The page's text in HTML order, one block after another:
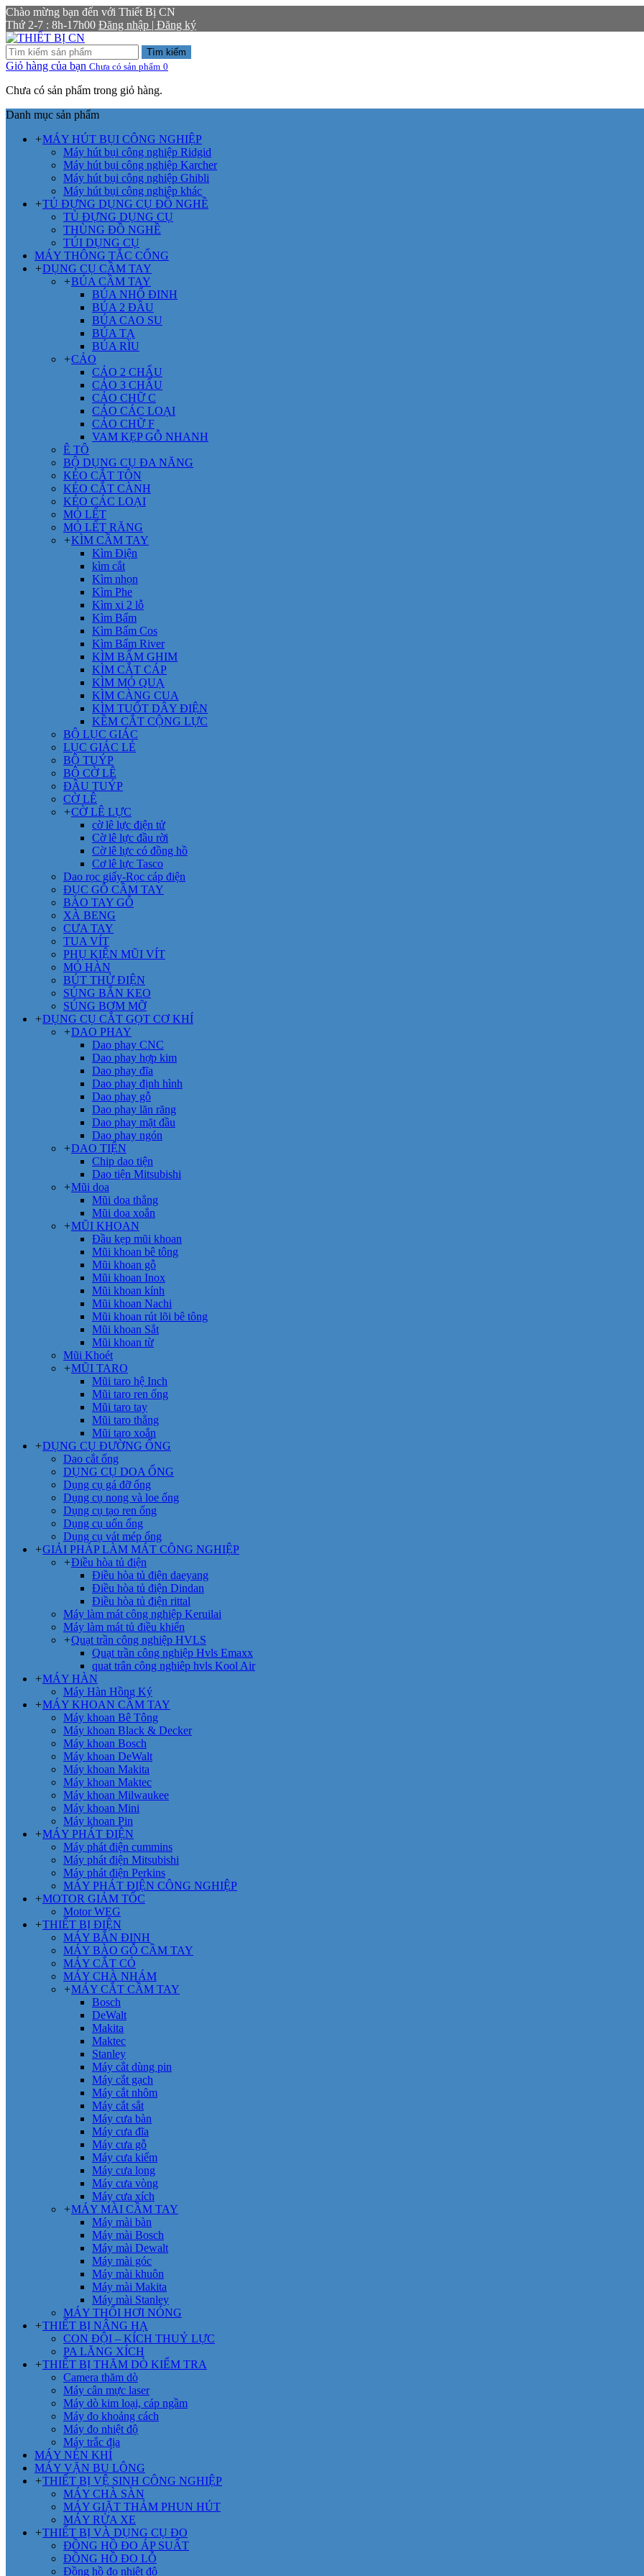
Chào mừng bạn đến với Thiết Bị CN
Thứ 2-7 : 8h-17h00 Đăng nhập | Đăng ký
Tìm kiếm
Giỏ hàng của bạn Chưa có sản phẩm 0
Chưa có sản phẩm trong giỏ hàng.
Danh mục sản phẩm
+MÁY HÚT BỤI CÔNG NGHIỆP
Máy hút bụi công nghiệp Ridgid
Máy hút bụi công nghiệp Karcher
Máy hút bụi công nghiệp Ghibli
Máy hút bụi công nghiệp khác
+TỦ ĐỰNG DỤNG CỤ ĐỒ NGHỀ
TỦ ĐỰNG DỤNG CỤ
THÙNG ĐỒ NGHỀ
TÚI DỤNG CỤ
MÁY THÔNG TẮC CỐNG
+DỤNG CỤ CẦM TAY
+BÚA CẦM TAY
BÚA NHỔ ĐINH
BÚA 2 ĐẦU
BÚA CAO SU
BÚA TẠ
BÚA RÌU
+CẢO
CẢO 2 CHẤU
CẢO 3 CHẤU
CẢO CHỮ C
CẢO CÁC LOẠI
CẢO CHỮ F
VAM KẸP GỖ NHANH
Ê TÔ
BỘ DỤNG CỤ ĐA NĂNG
KÉO CẮT TÔN
KÉO CẮT CÀNH
KÉO CÁC LOẠI
MỎ LẾT
MỎ LẾT RĂNG
+KÌM CẦM TAY
Kìm Điện
kìm cắt
Kìm nhọn
Kìm Phe
Kìm xi 2 lỗ
Kìm Bấm
Kìm Bấm Cos
Kìm Bấm River
KÌM BẤM GHIM
KÌM CẮT CÁP
KÌM MỎ QUẠ
KÌM CÀNG CUA
KÌM TUỐT DÂY ĐIỆN
KỀM CẮT CỘNG LỰC
BỘ LỤC GIÁC
LỤC GIÁC LẺ
BỘ TUÝP
BỘ CỜ LÊ
ĐẦU TUÝP
CỜ LÊ
+CỜ LÊ LỰC
cờ lê lực điện tử
Cờ lê lực đầu rời
Cờ lê lực có đồng hồ
Cơ lê lực Tasco
Dao rọc giấy-Rọc cáp điện
ĐỤC GỖ CẦM TAY
BÀO TAY GỖ
XÀ BENG
CƯA TAY
TUA VÍT
PHỤ KIỆN MŨI VÍT
MỎ HÀN
BÚT THỬ ĐIỆN
SÚNG BẮN KEO
SÚNG BƠM MỠ
+DỤNG CỤ CẮT GỌT CƠ KHÍ
+DAO PHAY
Dao phay CNC
Dao phay hợp kim
Dao phay đĩa
Dao phay định hình
Dao phay gỗ
Dao phay lăn răng
Dao phay mặt đầu
Dao phay ngón
+DAO TIỆN
Chip dao tiện
Dao tiện Mitsubishi
+Mũi doa
Mũi doa thẳng
Mũi doa xoắn
+MŨI KHOAN
Đầu kẹp mũi khoan
Mũi khoan bê tông
Mũi khoan gỗ
Mũi khoan Inox
Mũi khoan kính
Mũi khoan Nachi
Mũi khoan rút lõi bê tông
Mũi khoan Sắt
Mũi khoan từ
Mũi Khoét
+MŨI TARO
Mũi taro hệ Inch
Mũi taro ren ống
Mũi taro tay
Mũi taro thẳng
Mũi taro xoắn
+DỤNG CỤ ĐƯỜNG ỐNG
Dao cắt ống
DỤNG CỤ DOA ỐNG
Dụng cụ gá đỡ ống
Dụng cụ nong và loe ống
Dụng cụ tạo ren ống
Dụng cụ uốn ống
Dụng cụ vát mép ống
+GIẢI PHÁP LÀM MÁT CÔNG NGHIỆP
+Điều hòa tủ điện
Điều hòa tủ điện daeyang
Điều hòa tủ điện Dindan
Điều hòa tủ điện rittal
Máy làm mát công nghiệp Keruilai
Máy làm mát tủ điều khiển
+Quạt trần công nghiệp HVLS
Quạt trần công nghiệp Hvls Emaxx
quat trân công nghiêp hvls Kool Air
+MÁY HÀN
Máy Hàn Hồng Ký
+MÁY KHOAN CẦM TAY
Máy khoan Bê Tông
Máy khoan Black & Decker
Máy khoan Bosch
Máy khoan DeWalt
Máy khoan Makita
Máy khoan Maktec
Máy khoan Milwaukee
Máy khoan Mini
Máy khoan Pin
+MÁY PHÁT ĐIỆN
Máy phát điện cummins
Máy phát điện Mitsubishi
Máy phát điện Perkins
MÁY PHÁT ĐIỆN CÔNG NGHIỆP
+MOTOR GIẢM TỐC
Motor WEG
+THIẾT BỊ ĐIỆN
MÁY BẮN ĐINH
MÁY BÀO GỖ CẦM TAY
MÁY CẮT CỎ
MÁY CHÀ NHÁM
+MÁY CẮT CẦM TAY
Bosch
DeWalt
Makita
Maktec
Stanley
Máy cắt dùng pin
Máy cắt gạch
Máy cắt nhôm
Máy cắt sắt
Máy cưa bàn
Máy cưa đĩa
Máy cưa gỗ
Máy cưa kiếm
Máy cưa lọng
Máy cưa vòng
Máy cưa xích
+MÁY MÀI CẦM TAY
Máy mài bàn
Máy mài Bosch
Máy mài Dewalt
Máy mài góc
Máy mài khuôn
Máy mài Makita
Máy mài Stanley
MÁY THỔI HƠI NÓNG
+THIẾT BỊ NÂNG HẠ
CON ĐỘI – KÍCH THUỶ LỰC
PA LĂNG XÍCH
+THIẾT BỊ THĂM DÒ KIỂM TRA
Camera thăm dò
Máy cân mực laser
Máy dò kim loại, cáp ngầm
Máy đo khoảng cách
Máy đo nhiệt độ
Máy trắc địa
MÁY NÉN KHÍ
MÁY VẶN BU LÔNG
+THIẾT BỊ VỆ SINH CÔNG NGHIỆP
MÁY CHÀ SÀN
MÁY GIẶT THẢM PHUN HÚT
MÁY RỬA XE
+THIẾT BỊ VÀ DỤNG CỤ ĐO
ĐỒNG HỒ ĐO ÁP SUẤT
ĐỒNG HỒ ĐO LỖ
Đồng hồ đo nhiệt độ